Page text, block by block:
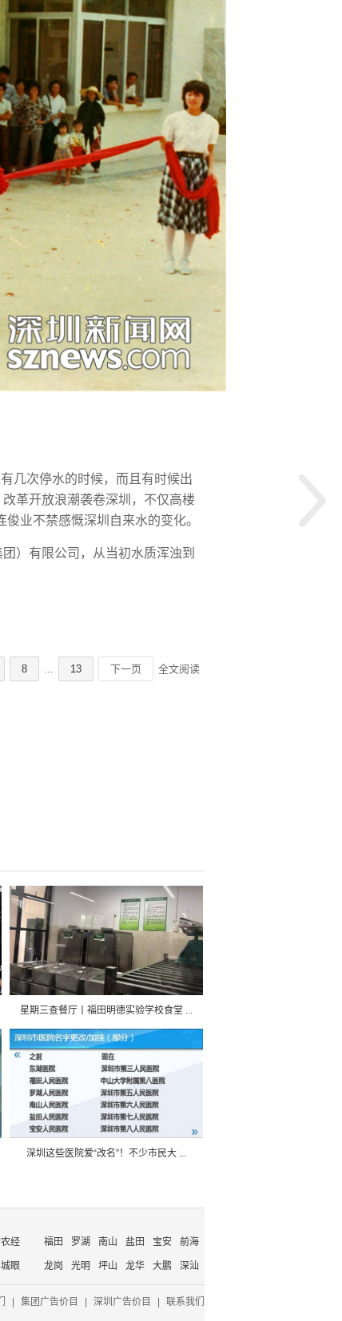
几次停水的时候，而且有时候出
革开放浪潮袭卷深圳，不仅高楼
业不禁感慨深圳自来水的变化。
）有限公司，从当初水质浑浊到
8 ... 13 下一页 全文阅读
星期三查餐厅丨福田明德实验学校食堂 ...
深圳这些医院爱“改名”！不少市民大 ...
经 福田 罗湖 南山 盐田 宝安 前海
眼 龙岗 光明 坪山 龙华 大鹏 深汕
集团广告价目 深圳广告价目 联系我们